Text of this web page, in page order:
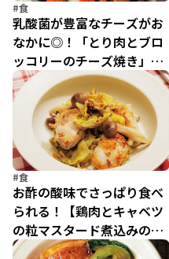
#食
乳酸菌が豊富なチーズがお
なかに◎！「とり肉とブロ
ッコリーのチーズ焼き」
【まるさんの腸活ダイエッ
ト】
#食
お酢の酸味でさっぱり食べ
られる！【鶏肉とキャベツ
の粒マスタード煮込みのレ
シピ】